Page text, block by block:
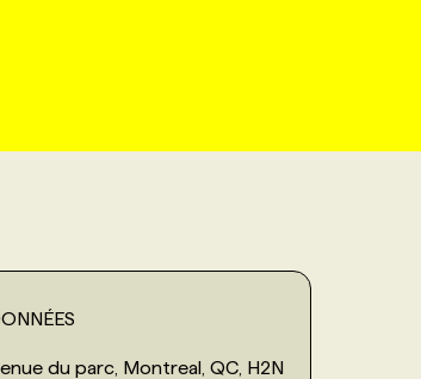
du parc, Montreal, QC, H2N